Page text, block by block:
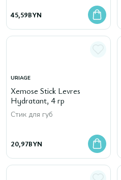
45,59BYN
URIAGE
Xemose Stick Levres
Hydratant, 4 гр
Стик для губ
20,97BYN